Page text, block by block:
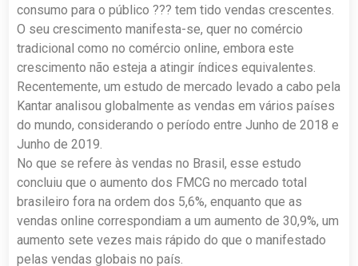
consumo para o público ??? tem tido vendas crescentes.
O seu crescimento manifesta-se, quer no comércio
tradicional como no comércio online, embora este
crescimento não esteja a atingir índices equivalentes.
Recentemente, um estudo de mercado levado a cabo pela
Kantar analisou globalmente as vendas em vários países
do mundo, considerando o período entre Junho de 2018 e
Junho de 2019.
No que se refere às vendas no Brasil, esse estudo
concluiu que o aumento dos FMCG no mercado total
brasileiro fora na ordem dos 5,6%, enquanto que as
vendas online correspondiam a um aumento de 30,9%, um
aumento sete vezes mais rápido do que o manifestado
pelas vendas globais no país.